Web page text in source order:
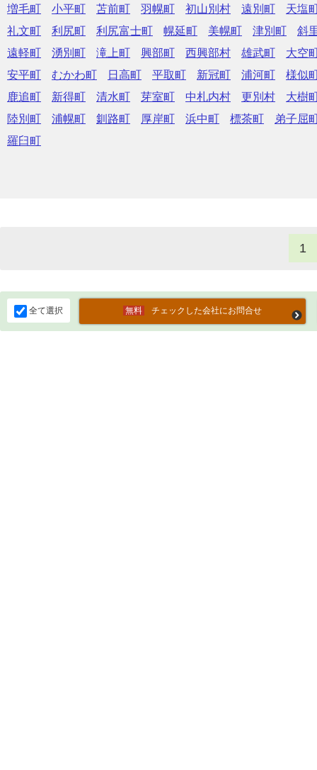
増毛町 小平町 苫前町 羽幌町 初山別村 遠別町
天塩
礼文町
利尻町 利尻富士町 幌延町 美幌町 津別町
斜
遠軽町
湧別町 滝上町 興部町 西興部村 雄武町
大空
安平町
むかわ町 日高町 平取町 新冠町 浦河町
様似
鹿追町
新得町 清水町 芽室町 中札内村 更別村
大樹
陸別町
浦幌町 釧路町 厚岸町 浜中町 標茶町
弟子屈
羅臼町
1
全て選択 チェックした会社にお問合せ